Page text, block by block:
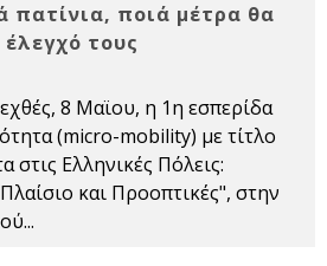
πατίνια, ποιά μέτρα θα
τους
8 Μαϊου, η 1η εσπερίδα
(micro-mobility) με τίτλο
στις Ελληνικές Πόλεις:
και Προοπτικές", στην
...